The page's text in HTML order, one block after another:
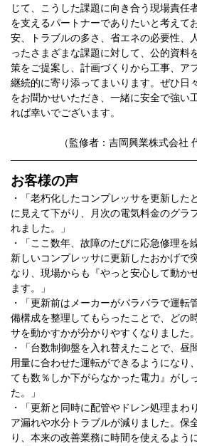
じて、こうした課題に向き合う現場責任
を支えるパートナーでありたいと考えて
安、トラブルの多さ、省エネの必要性、
ったさまざまな課題に対して、公的資料
策をご提案し、計画づくりから工事、ア
継続的に寄り添ってまいります。ぜひ日
をお聞かせいただき、一緒に安全で強い
れば幸いでございます。
（監修者：吉岡興業株式会社
お客様の声
・「老朽化したコンプレッサを更新した
に見えて下がり、月次の電気料金のグラ
れました。」
・「ここ数年、故障のたびに応急修理を
新しいコンプレッサに更新したおかげで
なり、現場からも『やっと安心して動か
ます。」
・「更新前はメーカーがバラバラで運転
備構成を整理してもらったことで、どの
サを動かすかが分かりやすくなりました。
・「台数制御盤を入れ替えたことで、昼
用量に合わせた運転ができるようになり
ても数％しか下がらなかった電力』がし
た。」
・「更新と同時に配管やドレン処理まわ
ア漏れや水分トラブルが減りました。保
り、本来の改善業務に時間を使えるよう